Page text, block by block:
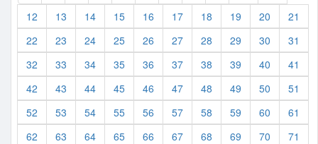
12
13 14 15 16 17 18 19 20
21
22
23 24 25 26 27 28 29 30
31
32
33 34 35 36 37 38 39 40
41
42
43 44 45 46 47 48 49 50
51
52
53 54 55 56 57 58 59 60
61
62
63 64 65 66 67 68 69 70
71